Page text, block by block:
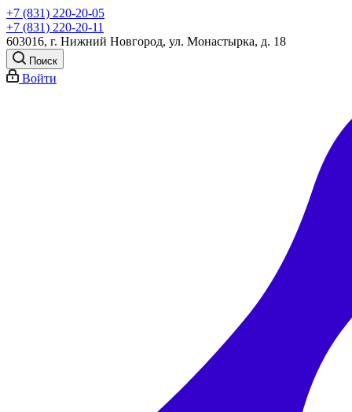
+7 (831) 220-20-05
+7 (831) 220-20-11
603016, г. Нижний Новгород, ул. Монастырка, д. 18
Поиск
Войти